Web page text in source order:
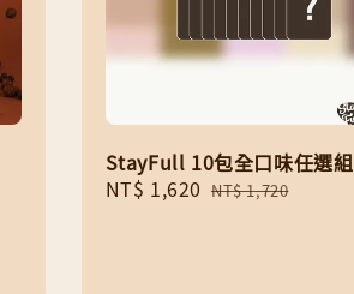
StayFull 10包全口味任選組
Sale
NT$ 1,620 Regular
NT$ 1,720